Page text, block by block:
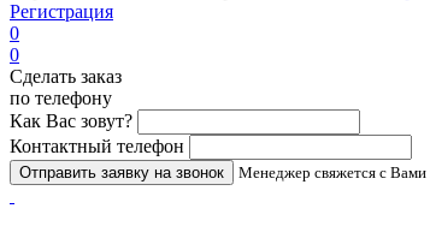
Регистрация
0
0
Сделать заказ
по телефону
Как Вас зовут?
Контактный телефон
Менеджер свяжется с Вами